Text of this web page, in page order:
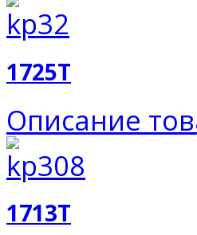
1725T
Описание
1713T